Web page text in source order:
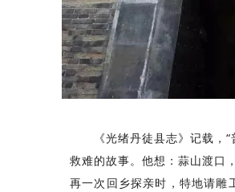
《光绪丹徒县志》记载
救难的故事。他想：蒜山渡口
再一次回乡探亲时，特地请雕